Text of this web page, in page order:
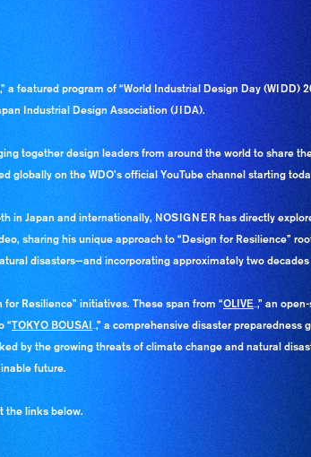
a featured program of “World Industrial Design Day (WIDD)
Industrial Design Association (JIDA).
together design leaders from around the world to share
globally on the WDO’s official YouTube channel starting
in Japan and internationally, NOSIGNER has directly
sharing his unique approach to “Design for Resilience”
disasters—and incorporating approximately two decades
Resilience” initiatives. These span from “OLIVE
OLIVE ,” an
“ TOKYO BOUSAI
TOKYO BOUSAI ,” a comprehensive disaster preparedness
by the growing threats of climate change and natural
future.
the links below.